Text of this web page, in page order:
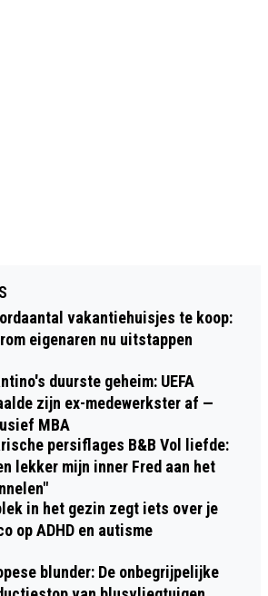
vakantiehuisjes te koop:
eigenaren nu uitstappen
duurste geheim: UEFA
zijn ex-medewerkster af —
MBA
persiflages B&B Vol liefde:
lekker mijn inner Fred aan het
in het gezin zegt iets over je
op ADHD en autisme
blunder: De onbegrijpelijke